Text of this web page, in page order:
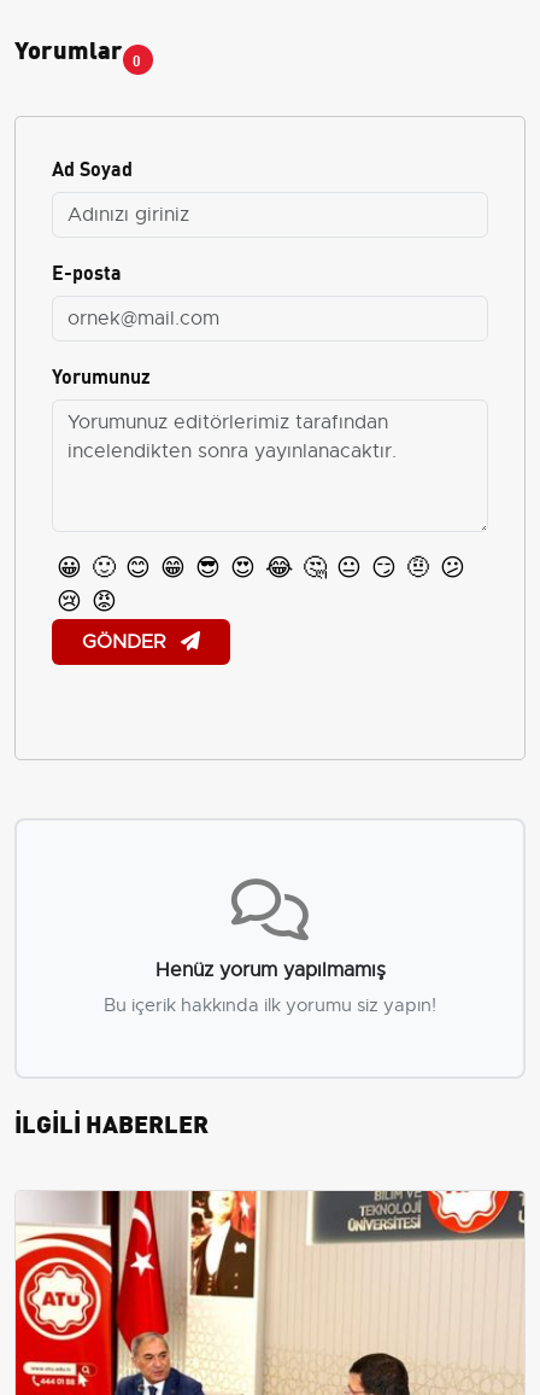
Yorumlar 0
Ad Soyad
E-posta
Yorumunuz
😀 🙂 😊 😁 😎 😍 😂 🤔 😐 😏 🤨 😕
😢 😡
GÖNDER
Henüz yorum yapılmamış
Bu içerik hakkında ilk yorumu siz yapın!
İLGİLİ HABERLER